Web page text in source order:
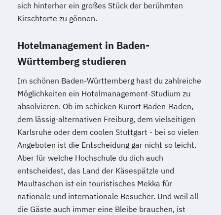
sich hinterher ein großes Stück der berühmten
Kirschtorte zu gönnen.
Hotelmanagement in Baden-
Württemberg studieren
Im schönen Baden-Württemberg hast du zahlreiche
Möglichkeiten ein Hotelmanagement-Studium zu
absolvieren. Ob im schicken Kurort Baden-Baden,
dem lässig-alternativen Freiburg, dem vielseitigen
Karlsruhe oder dem coolen Stuttgart - bei so vielen
Angeboten ist die Entscheidung gar nicht so leicht.
Aber für welche Hochschule du dich auch
entscheidest, das Land der Käsespätzle und
Maultaschen ist ein touristisches Mekka für
nationale und internationale Besucher. Und weil all
die Gäste auch immer eine Bleibe brauchen, ist